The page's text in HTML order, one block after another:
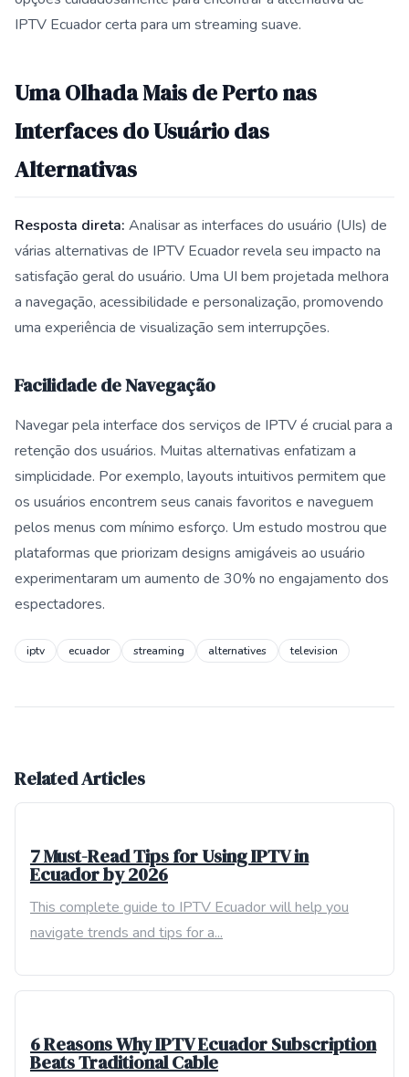
IPTV Ecuador certa para um streaming suave.
Uma Olhada Mais de Perto nas
Interfaces do Usuário das
Alternativas
Resposta direta: Analisar as interfaces do usuário (UIs) de
várias alternativas de IPTV Ecuador revela seu impacto na
satisfação geral do usuário. Uma UI bem projetada melhora
a navegação, acessibilidade e personalização, promovendo
uma experiência de visualização sem interrupções.
Facilidade de Navegação
Navegar pela interface dos serviços de IPTV é crucial para a
retenção dos usuários. Muitas alternativas enfatizam a
simplicidade. Por exemplo, layouts intuitivos permitem que
os usuários encontrem seus canais favoritos e naveguem
pelos menus com mínimo esforço. Um estudo mostrou que
plataformas que priorizam designs amigáveis ao usuário
experimentaram um aumento de 30% no engajamento dos
espectadores.
iptv ecuador streaming alternatives television
Related Articles
7 Must-Read Tips for Using IPTV in
Ecuador by 2026
This complete guide to IPTV Ecuador will help you
navigate trends and tips for a...
6 Reasons Why IPTV Ecuador Subscription
Beats Traditional Cable